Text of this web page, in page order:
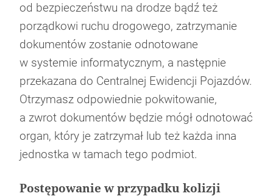
od bezpieczeństwu na drodze bądź też
porządkowi ruchu drogowego, zatrzymanie
dokumentów zostanie odnotowane
w systemie informatycznym, a następnie
przekazana do Centralnej Ewidencji Pojazdów.
Otrzymasz odpowiednie pokwitowanie,
a zwrot dokumentów będzie mógł odnotować
organ, który je zatrzymał lub też każda inna
jednostka w tamach tego podmiot.
Postępowanie w przypadku kolizji